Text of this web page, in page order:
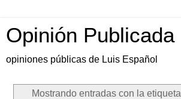
Opinión Publicada
opiniones públicas de Luis Español
Mostrando entradas con la etiqueta